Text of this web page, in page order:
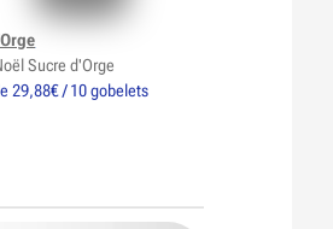
29,88€ / 10 gobelets
MON GOBELET
Sucre d'Orge